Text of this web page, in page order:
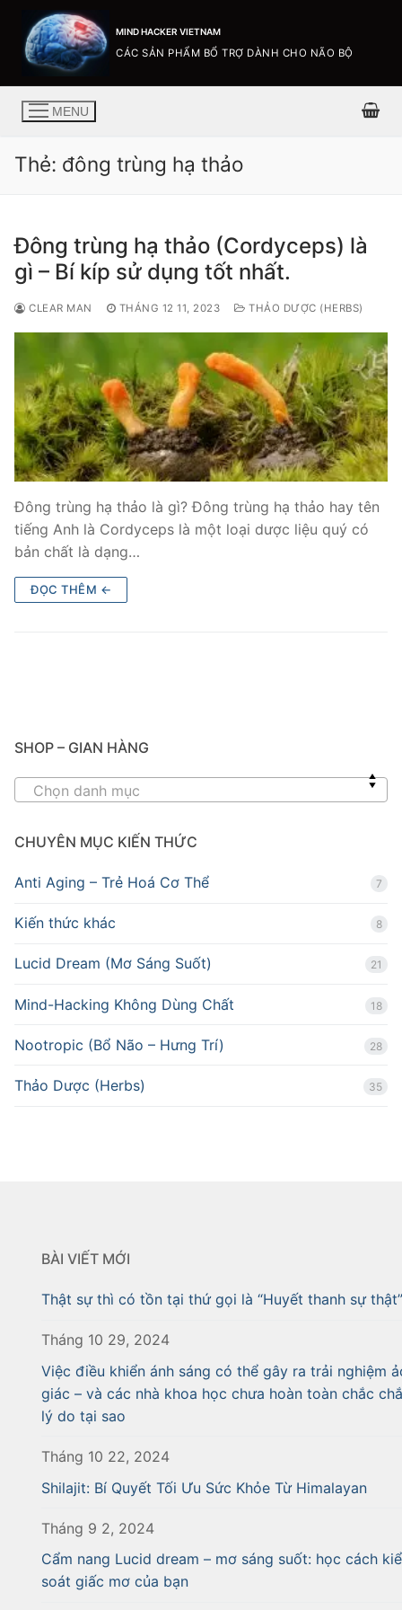
MIND HACKER VIETNAM
CÁC SẢN PHẨM BỔ TRỢ DÀNH CHO NÃO BỘ
MENU
Thẻ: đông trùng hạ thảo
Đông trùng hạ thảo (Cordyceps) là
gì – Bí kíp sử dụng tốt nhất.
CLEAR MAN THÁNG 12 11, 2023 THẢO DƯỢC (HERBS)
Đông trùng hạ thảo là gì? Đông trùng hạ thảo hay tên
tiếng Anh là Cordyceps là một loại dược liệu quý có
bản chất là dạng…
ĐỌC THÊM ←
SHOP – GIAN HÀNG
Chọn danh mục
CHUYÊN MỤC KIẾN THỨC
Anti Aging – Trẻ Hoá Cơ Thể 7
Kiến thức khác 8
Lucid Dream (Mơ Sáng Suốt) 21
Mind-Hacking Không Dùng Chất 18
Nootropic (Bổ Não – Hưng Trí) 28
Thảo Dược (Herbs) 35
BÀI VIẾT MỚI
Thật sự thì có tồn tại thứ gọi là “Huyết thanh sự
Tháng 10 29, 2024
Việc điều khiển ánh sáng có thể gây ra trải nghiệm
giác – và các nhà khoa học chưa hoàn toàn chắc
lý do tại sao
Tháng 10 22, 2024
Shilajit: Bí Quyết Tối Ưu Sức Khỏe Từ Himalayan
Tháng 9 2, 2024
Cẩm nang Lucid dream – mơ sáng suốt: học cách
soát giấc mơ của bạn